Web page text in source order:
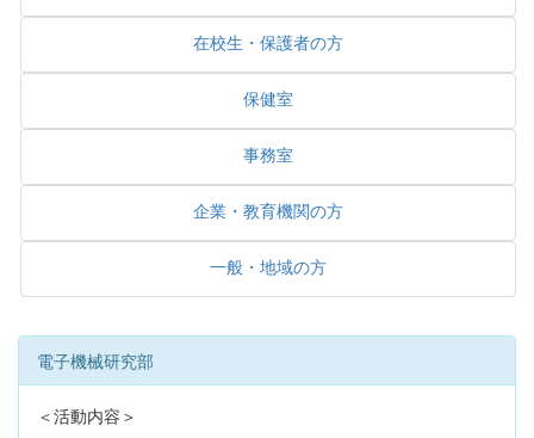
在校生・保護者の方
保健室
事務室
企業・教育機関の方
一般・地域の方
電子機械研究部
＜活動内容＞